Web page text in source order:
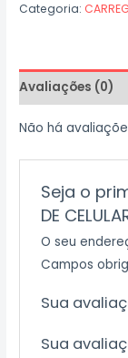
Categoria:
Avaliações (0)
Não há
Seja o
DE
O seu
Campos
Sua
Sua